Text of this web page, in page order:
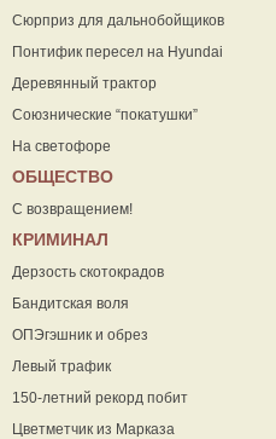
Сюрприз для дальнобойщиков
Понтифик пересел на Hyundai
Деревянный трактор
Союзнические “покатушки”
На светофоре
ОБЩЕСТВО
С возвращением!
КРИМИНАЛ
Дерзость скотокрадов
Бандитская воля
ОПЭгэшник и обрез
Левый трафик
150-летний рекорд побит
Цветметчик из Марказа